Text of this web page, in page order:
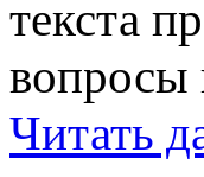
текста
вопросы
Читать